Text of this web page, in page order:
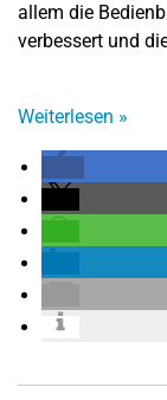
allem die
verbessert und
Weiterlesen »